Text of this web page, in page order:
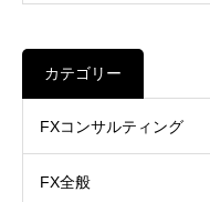
カテゴリー
FXコンサルティング
FX全般